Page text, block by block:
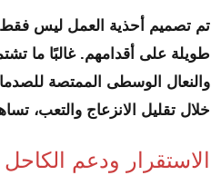
تم تصميم أحذية العمل ليس فقط
طويلة على أقدامهم. غالبًا ما
والنعال الوسطى الممتصة
خلال تقليل الانزعاج والتعب،
الاستقرار ودعم الكاحل